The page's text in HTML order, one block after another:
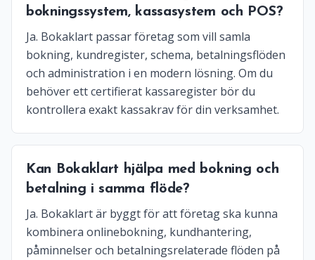
bokningssystem, kassasystem och POS?
Ja. Bokaklart passar företag som vill samla
bokning, kundregister, schema, betalningsflöden
och administration i en modern lösning. Om du
behöver ett certifierat kassaregister bör du
kontrollera exakt kassakrav för din verksamhet.
Kan Bokaklart hjälpa med bokning och
betalning i samma flöde?
Ja. Bokaklart är byggt för att företag ska kunna
kombinera onlinebokning, kundhantering,
påminnelser och betalningsrelaterade flöden på